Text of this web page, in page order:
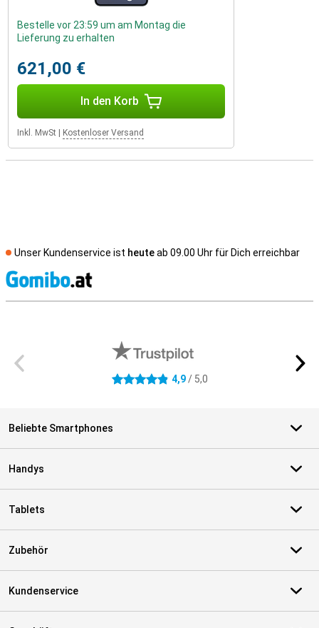
Bestelle vor 23:59 um am Montag die
Lieferung zu erhalten
621,00 €
In den Korb
Inkl. MwSt Kostenloser Versand
Unser Kundenservice ist heuteab 09.00 Uhr für Dich erreichbar
4.9 Sterne 4,9/ 5,0
Beliebte Smartphones
Handys
Tablets
Zubehör
Kundenservice